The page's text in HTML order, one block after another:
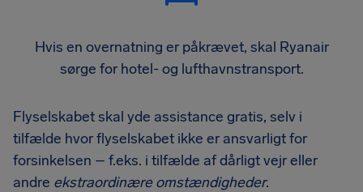
Hvis en overnatning er påkrævet, skal Ryanair
sørge for hotel- og lufthavnstransport.
Flyselskabet skal yde assistance gratis, selv i
tilfælde hvor flyselskabet ikke er ansvarligt for
forsinkelsen – f.eks. i tilfælde af dårligt vejr eller
andre ekstraordinære omstændigheder.